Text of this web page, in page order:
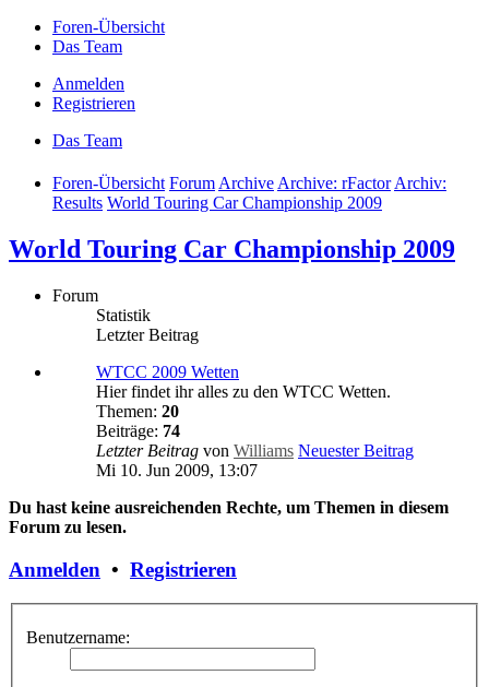
Foren-Übersicht
Das Team
Anmelden
Registrieren
Das Team
Foren-Übersicht ForumArchiveArchive: rFactorArchiv:
Results World Touring Car Championship 2009
World Touring Car Championship 2009
Forum
Statistik
Letzter Beitrag
WTCC 2009 Wetten
Hier findet ihr alles zu den WTCC Wetten.
Themen: 20
Beiträge: 74
Letzter Beitrag von Williams Neuester Beitrag
Mi 10. Jun 2009, 13:07
Du hast keine ausreichenden Rechte, um Themen in diesem
Forum zu lesen.
Anmelden • Registrieren
Benutzername: